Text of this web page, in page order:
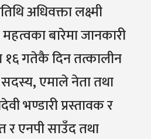
अधिवक्ता लक्ष्मी
बारेमा जानकारी
१६ गतेकै दिन तत्कालीन
एमाले नेता तथा
भण्डारी प्रस्तावक र
र एनपी साउँद तथा